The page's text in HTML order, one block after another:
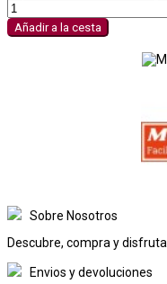
Añadir a la cesta
Sobre Nosotros
Descubre, compra y disfruta
Envios y devoluciones